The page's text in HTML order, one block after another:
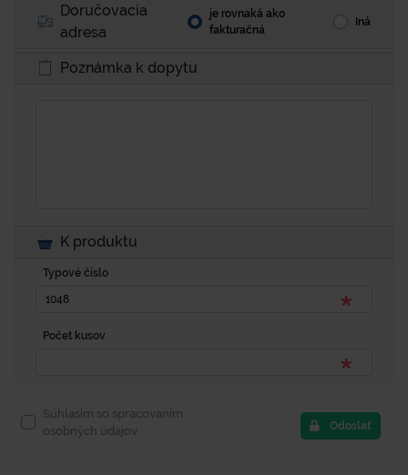
Doručovacia
adresa
je rovnaká ako
fakturačná
Iná
Poznámka k dopytu
K produktu
Typové číslo
Počet kusov
Súhlasím so spracovaním
osobných údajov.
Odoslať